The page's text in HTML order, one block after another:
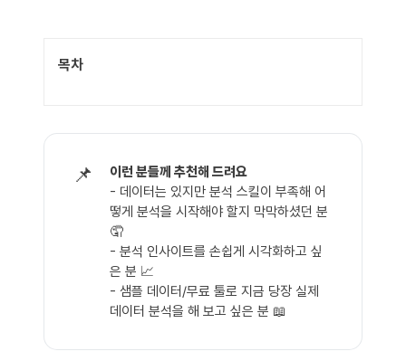
목차
📌
이런 분들께 추천해 드려요
- 데이터는 있지만 분석 스킬이 부족해 어
떻게 분석을 시작해야 할지 막막하셨던 분
🤦
- 분석 인사이트를 손쉽게 시각화하고 싶
은 분 📈
- 샘플 데이터/무료 툴로 지금 당장 실제
데이터 분석을 해 보고 싶은 분 📖